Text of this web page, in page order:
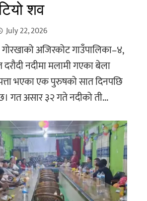
शव
July 22, 2026
अजिरकोट गाउँपालिका–४,
नदीमा मलामी गएका बेला
भएका एक पुरुषको सात दिनपछि
गत असार ३२ गते नदीको ती...